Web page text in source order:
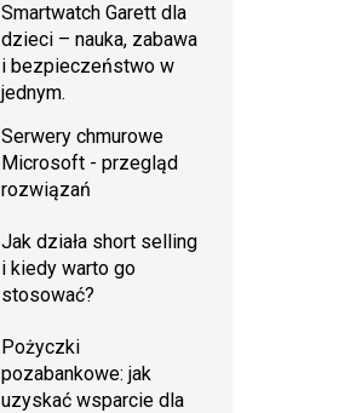
Smartwatch Garett dla
dzieci – nauka, zabawa
i bezpieczeństwo w
jednym.
Serwery chmurowe
Microsoft - przegląd
rozwiązań
Jak działa short selling
i kiedy warto go
stosować?
Pożyczki
pozabankowe: jak
uzyskać wsparcie dla